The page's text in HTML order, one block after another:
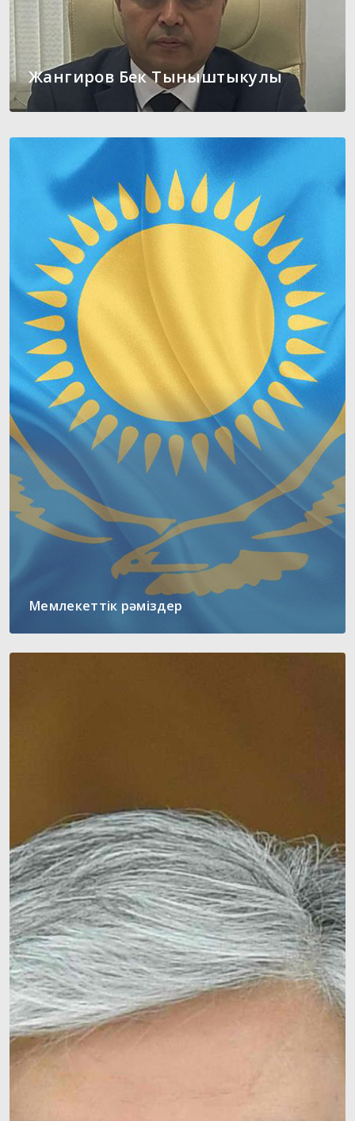
Жангиров Бек Тыныштыкулы
Мемлекеттік рәміздер